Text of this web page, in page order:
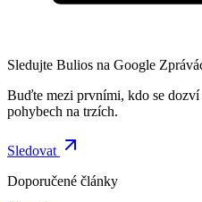
Sledujte Bulios na Google
Buďte mezi prvními, kdo se
pohybech na trzích.
Sledovat
Doporučené články